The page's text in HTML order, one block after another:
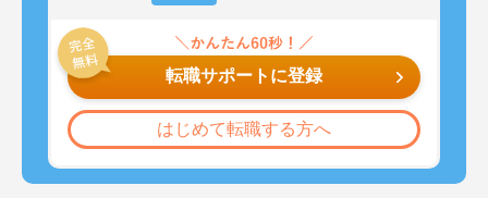
転職サポートに登録
はじめて転職する方へ